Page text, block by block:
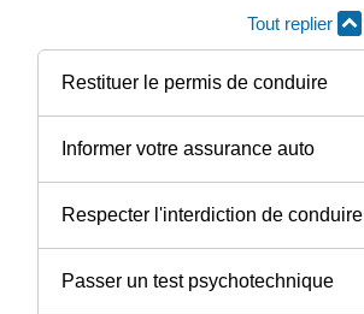
Tout replier
Restituer le permis de conduire
Informer votre assurance auto
Respecter l'interdiction de conduire
Passer un test psychotechnique